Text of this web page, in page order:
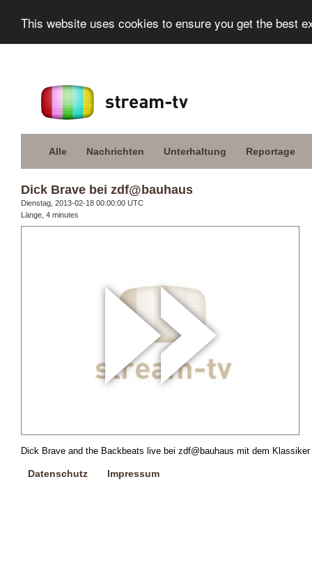
This website uses cookies to ensure you get the best
Alle Nachrichten Unterhaltung Reportage
Dick Brave bei zdf@bauhaus
Dienstag, 2013-02-18 00:00:00 UTC
Länge, 4 minutes
Dick Brave and the Backbeats live bei zdf@bauhaus mit dem
Datenschutz Impressum